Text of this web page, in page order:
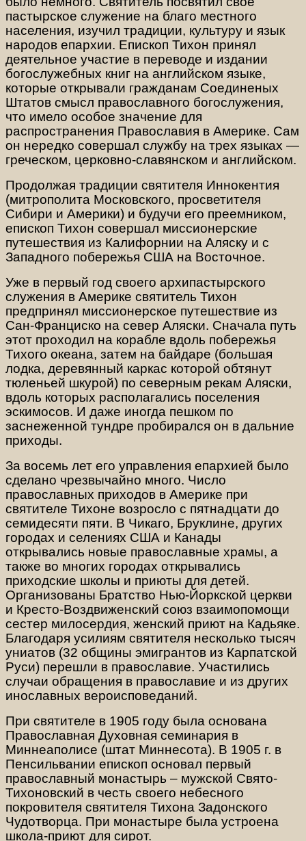
пастырское служение на благо местного
населения, изучил традиции, культуру и язык
народов епархии. Епископ Тихон принял
деятельное участие в переводе и издании
богослужебных книг на английском языке,
которые открывали гражданам Соединеных
Штатов смысл православного богослужения,
что имело особое значение для
распространения Православия в Америке. Сам
он нередко совершал службу на трех языках —
греческом, церковно-славянском и английском.
Продолжая традиции святителя Иннокентия
(митрополита Московского, просветителя
Сибири и Америки) и будучи его преемником,
епископ Тихон совершал миссионерские
путешествия из Калифорнии на Аляску и с
Западного побережья США на Восточное.
Уже в первый год своего архипастырского
служения в Америке святитель Тихон
предпринял миссионерское путешествие из
Сан-Франциско на север Аляски. Сначала путь
этот проходил на корабле вдоль побережья
Тихого океана, затем на байдаре (большая
лодка, деревянный каркас которой обтянут
тюленьей шкурой) по северным рекам Аляски,
вдоль которых располагались поселения
эскимосов. И даже иногда пешком по
заснеженной тундре пробирался он в дальние
приходы.
За восемь лет его управления епархией было
сделано чрезвычайно много. Число
православных приходов в Америке при
святителе Тихоне возросло с пятнадцати до
семидесяти пяти. В Чикаго, Бруклине, других
городах и селениях США и Канады
открывались новые православные храмы, а
также во многих городах открывались
приходские школы и приюты для детей.
Организованы Братство Нью-Йоркской церкви
и Кресто-Воздвиженский союз взаимопомощи
сестер милосердия, женский приют на Кадьяке.
Благодаря усилиям святителя несколько тысяч
униатов (32 общины эмигрантов из Карпатской
Руси) перешли в православие. Участились
случаи обращения в православие и из других
инославных вероисповеданий.
При святителе в 1905 году была основана
Православная Духовная семинария в
Миннеаполисе (штат Миннесота). В 1905 г. в
Пенсильвании епископ основал первый
православный монастырь – мужской Свято-
Тихоновский в честь своего небесного
покровителя святителя Тихона Задонского
Чудотворца. При монастыре была устроена
школа-приют для сирот.